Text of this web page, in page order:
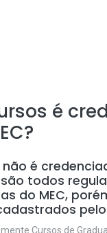
é
não é
são todos
do MEC,
pelo
Cursos de